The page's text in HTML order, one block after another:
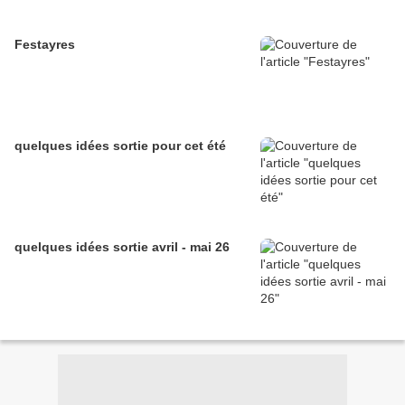
Festayres
quelques idées sortie pour cet été
quelques idées sortie avril - mai 26